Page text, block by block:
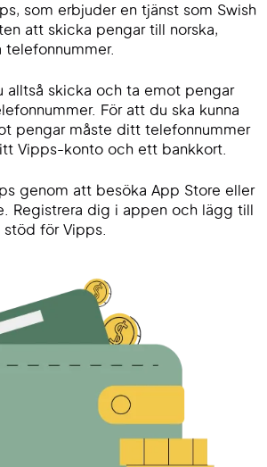
som erbjuder en tjänst som Swish
att skicka pengar till norska,
telefonnummer.
alltså skicka och ta emot pengar
För att du ska kunna
pengar måste ditt telefonnummer
Vipps-konto och ett bankkort.
genom att besöka App Store eller
Registrera dig i appen och lägg till
för Vipps.